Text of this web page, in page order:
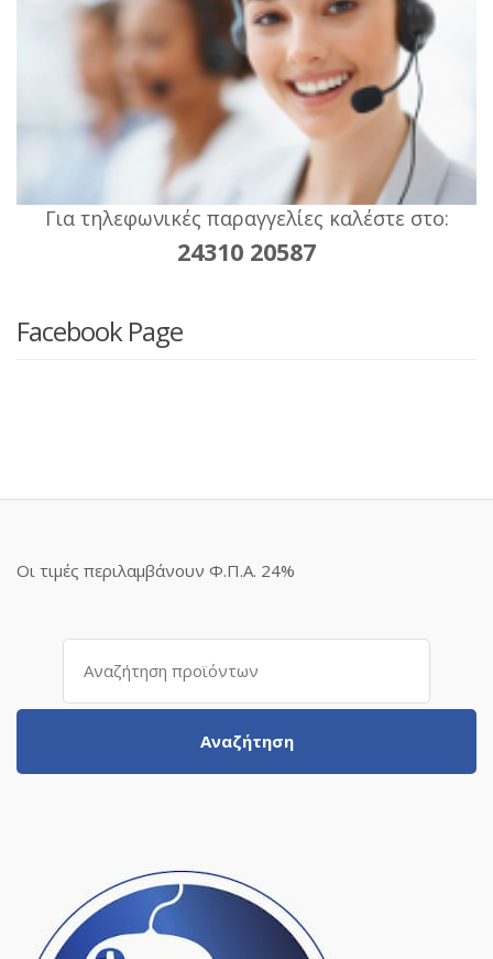
Για τηλεφωνικές παραγγελίες καλέστε στο:
24310 20587
Facebook Page
Οι τιμές περιλαμβάνουν Φ.Π.Α. 24%
Αναζήτηση
Αναζήτηση